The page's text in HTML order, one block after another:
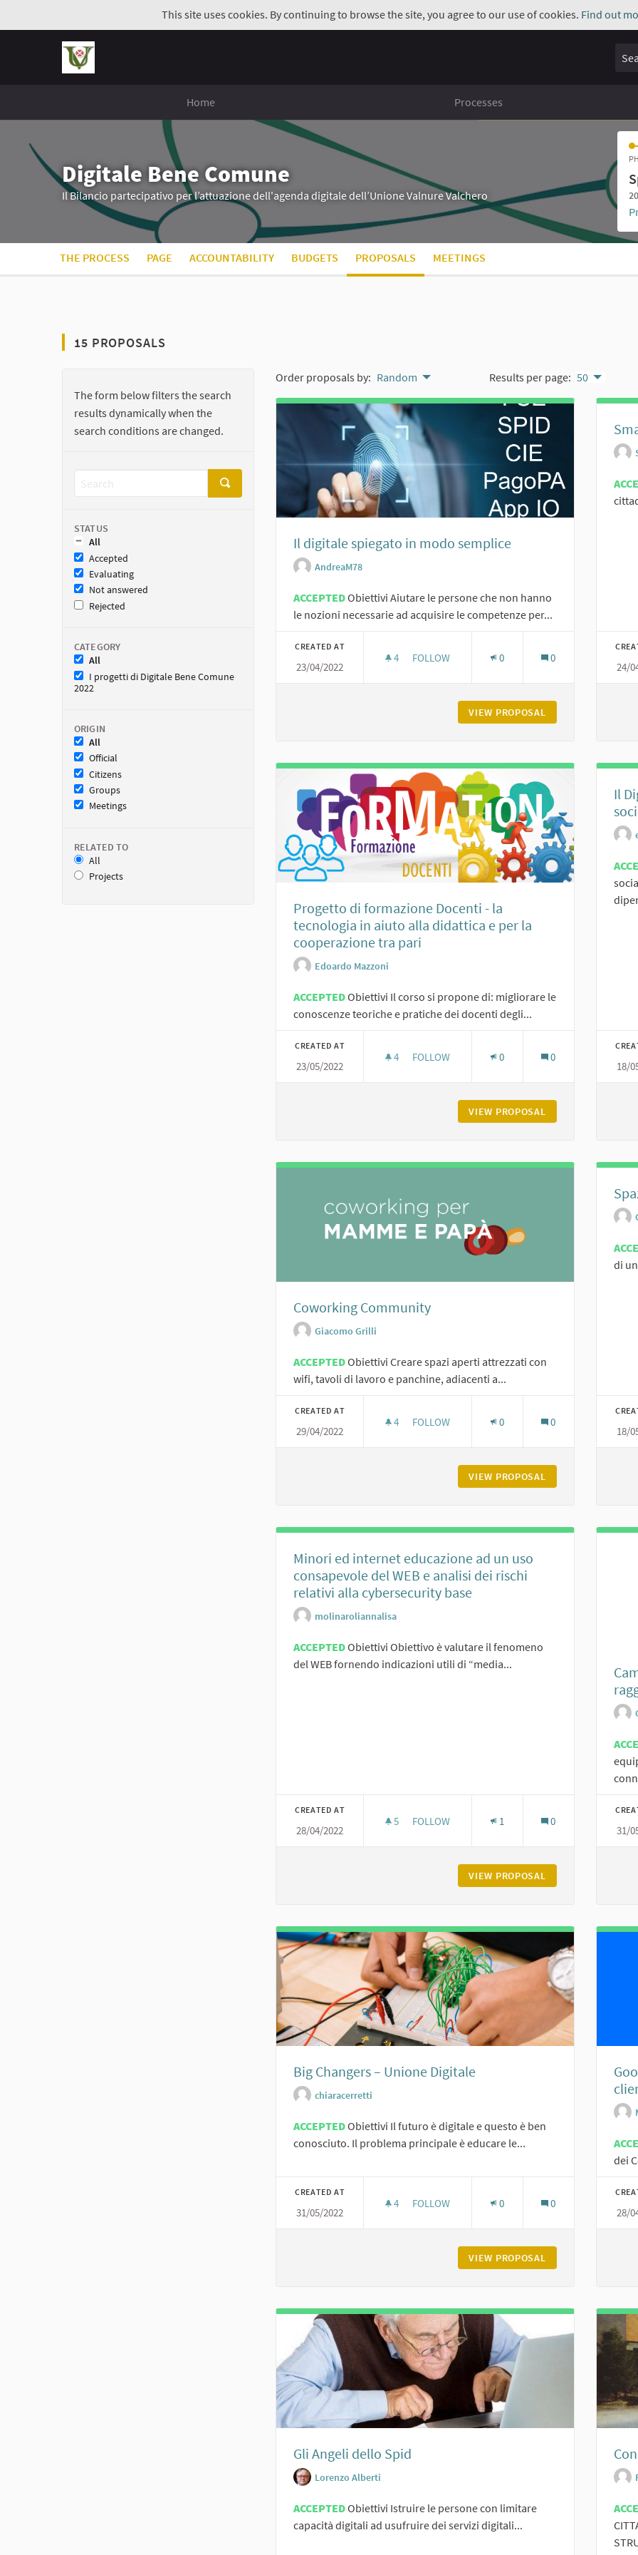
This site uses cookies. By continuing to browse the site, you agree to our use of cookies. Find out
Search
Home Processes
Digitale Bene Comune
Il Bilancio partecipativo per l’attuazione dell'agenda digitale dell’Unione Valnure Valchero
THE PROCESS PAGE ACCOUNTABILITY BUDGETS PROPOSALS MEETINGS
15 PROPOSALS
The form below filters the search
results dynamically when the
search conditions are changed.
STATUS
All
Accepted
Evaluating
Not answered
Rejected
CATEGORY
All
I progetti di Digitale Bene Comune
2022
ORIGIN
All
Official
Citizens
Groups
Meetings
RELATED TO
All
Projects
Order proposals by: Random Results per page: 50
Il digitale spiegato in modo semplice
AndreaM78
ACCEPTEDObiettivi Aiutare le persone che non hanno
le nozioni necessarie ad acquisire le competenze per...
CREATED AT
23/04/2022
4 4 FOLLOWERS
FOLLOW 0 0
VIEW PROPOSAL
24/
Progetto di formazione Docenti - la
tecnologia in aiuto alla didattica e per la
cooperazione tra pari
Edoardo Mazzoni
ACCEPTEDObiettivi Il corso si propone di: migliorare le
conoscenze teoriche e pratiche dei docenti degli...
CREATED AT
23/05/2022
4 4 FOLLOWERS
FOLLOW
PROGETTO DI FORMAZIONE DOCENTI - LA
0 0
VIEW PROPOSAL PROGETTO DI
Il
18/
Coworking Community
Giacomo Grilli
ACCEPTEDObiettivi Creare spazi aperti attrezzati con
wifi, tavoli di lavoro e panchine, adiacenti a...
CREATED AT
29/04/2022
4 4 FOLLOWERS
FOLLOW 0 0
VIEW PROPOSAL
di
18/
Minori ed internet educazione ad un uso
consapevole del WEB e analisi dei rischi
relativi alla cybersecurity base
molinaroliannalisa
ACCEPTEDObiettivi Obiettivo è valutare il fenomeno
del WEB fornendo indicazioni utili di “media...
CREATED AT
28/04/2022
5 5 FOLLOWERS
FOLLOW
MINORI ED INTERNET EDUCAZIONE AD UN USO
1 0
VIEW PROPOSAL MINORI ED
31/
Big Changers – Unione Digitale
chiaracerretti
ACCEPTEDObiettivi Il futuro è digitale e questo è ben
conosciuto. Il problema principale è educare le...
CREATED AT
31/05/2022
4 4 FOLLOWERS
FOLLOW 0 0
VIEW PROPOSAL
dei
28/
Gli Angeli dello Spid
Lorenzo Alberti
ACCEPTEDObiettivi Istruire le persone con limitare
capacità digitali ad usufruire dei servizi digitali...